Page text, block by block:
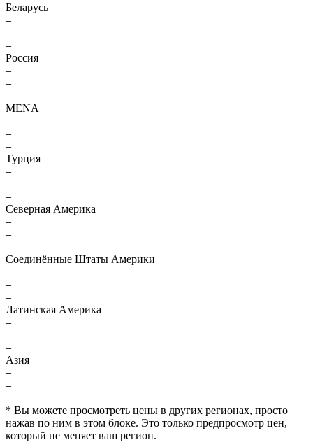
Беларусь
–
–
–
Россия
–
–
–
MENA
–
–
–
Турция
–
–
–
Северная Америка
–
–
–
Соединённые Штаты Америки
–
–
–
Латинская Америка
–
–
–
Азия
–
–
–
* Вы можете просмотреть цены в других регионах, просто
нажав по ним в этом блоке. Это только предпросмотр цен,
который не меняет ваш регион.